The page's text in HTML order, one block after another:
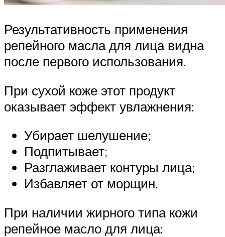
Результативность применения
репейного масла для лица видна
после первого использования.
При сухой коже этот продукт
оказывает эффект увлажнения:
Убирает шелушение;
Подпитывает;
Разглаживает контуры лица;
Избавляет от морщин.
При наличии жирного типа кожи
репейное масло для лица: